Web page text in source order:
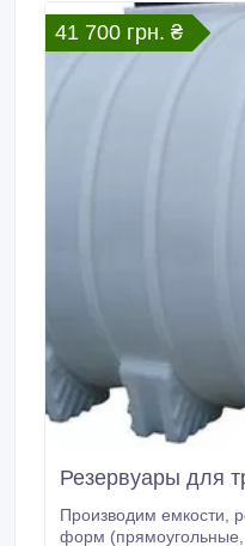
являются угрозой
водам.
41 700 грн. ₴
Резервуары для
Производим емкости, резервуары, баки различных
форм (прямоугольные, цилиндрические с плоским